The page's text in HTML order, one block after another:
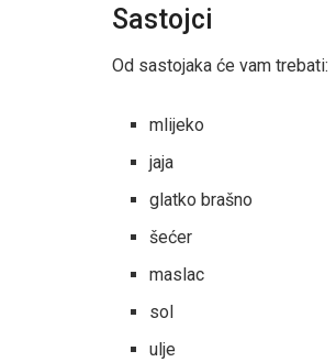
Sastojci
Od sastojaka će vam trebati:
mlijeko
jaja
glatko brašno
šećer
maslac
sol
ulje